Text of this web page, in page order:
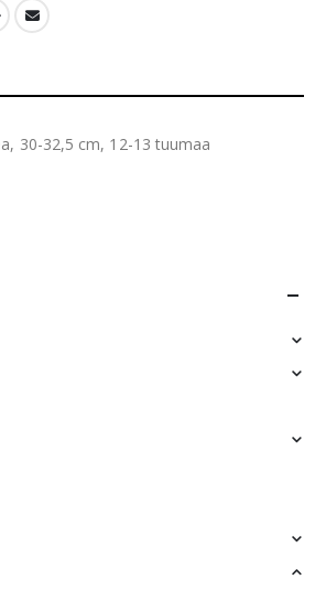
30-32,5 cm, 12-13 tuumaa